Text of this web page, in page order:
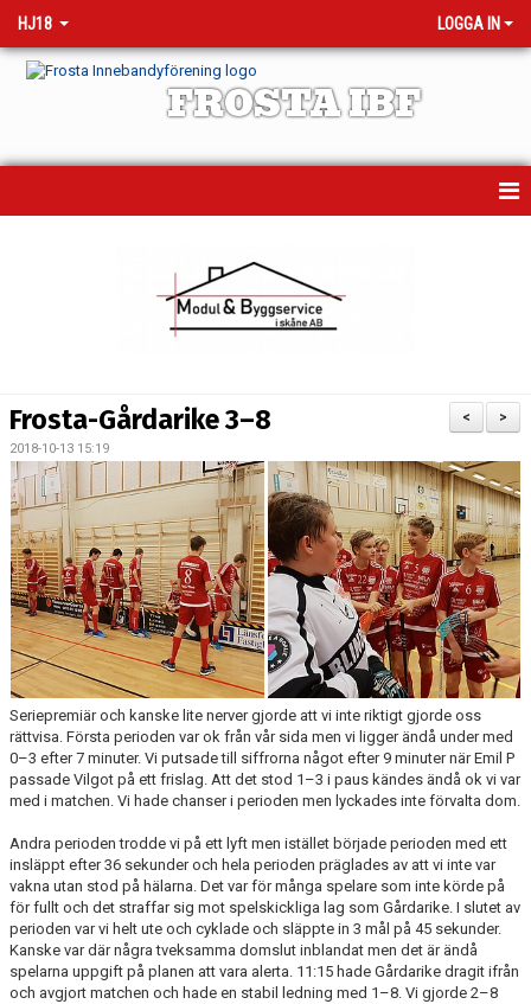
HJ18 LOGGA IN
FROSTA IBF
NYHETER
BILDGALLERI
KONTAKT
>
<
Frosta-Gårdarike 3–8
2018-10-13 15:19
Seriepremiär och kanske lite nerver gjorde att vi inte riktigt gjorde oss
rättvisa. Första perioden var ok från vår sida men vi ligger ändå under med
0–3 efter 7 minuter. Vi putsade till siffrorna något efter 9 minuter när Emil P
passade Vilgot på ett frislag. Att det stod 1–3 i paus kändes ändå ok vi var
med i matchen. Vi hade chanser i perioden men lyckades inte förvalta dom.
Andra perioden trodde vi på ett lyft men istället började perioden med ett
insläppt efter 36 sekunder och hela perioden präglades av att vi inte var
vakna utan stod på hälarna. Det var för många spelare som inte körde på
för fullt och det straffar sig mot spelskickliga lag som Gårdarike. I slutet av
perioden var vi helt ute och cyklade och släppte in 3 mål på 45 sekunder.
Kanske var där några tveksamma domslut inblandat men det är ändå
spelarna uppgift på planen att vara alerta. 11:15 hade Gårdarike dragit ifrån
och avgjort matchen och hade en stabil ledning med 1–8. Vi gjorde 2–8